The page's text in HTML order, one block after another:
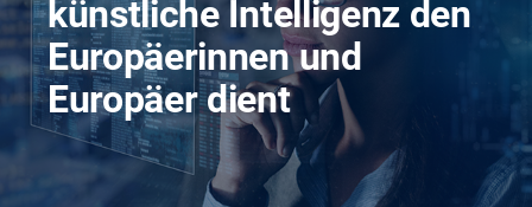
künstliche Intelligenz den
Europäerinnen und
Europäer dient